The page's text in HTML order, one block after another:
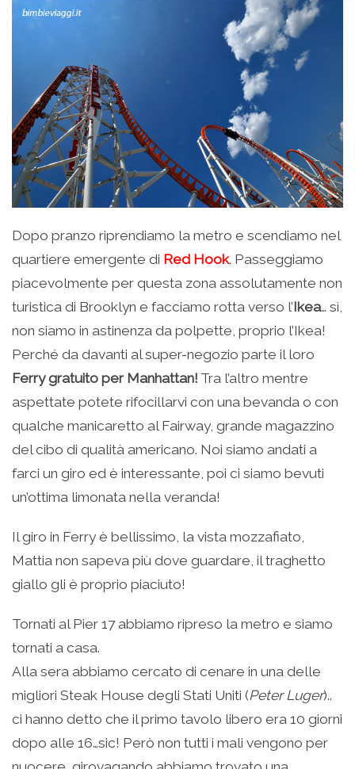
Dopo pranzo riprendiamo la metro e scendiamo nel
quartiere emergente di Red Hook. Passeggiamo
piacevolmente per questa zona assolutamente non
turistica di Brooklyn e facciamo rotta verso l’Ikea… sì,
non siamo in astinenza da polpette, proprio l’Ikea!
Perché da davanti al super-negozio parte il loro
Ferry gratuito per Manhattan! Tra l’altro mentre
aspettate potete rifocillarvi con una bevanda o con
qualche manicaretto al Fairway, grande magazzino
del cibo di qualità americano. Noi siamo andati a
farci un giro ed è interessante, poi ci siamo bevuti
un’ottima limonata nella veranda!
Il giro in Ferry è bellissimo, la vista mozzafiato,
Mattia non sapeva più dove guardare, il traghetto
giallo gli è proprio piaciuto!
Tornati al Pier 17 abbiamo ripreso la metro e siamo
tornati a casa.
Alla sera abbiamo cercato di cenare in una delle
migliori Steak House degli Stati Uniti (Peter Luger)..
ci hanno detto che il primo tavolo libero era 10 giorni
dopo alle 16…sic! Però non tutti i mali vengono per